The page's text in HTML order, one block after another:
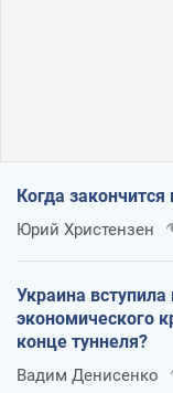
Когда закончится
Юрий Христензен
Украина вступила
экономического
конце туннеля?
Вадим Денисенко